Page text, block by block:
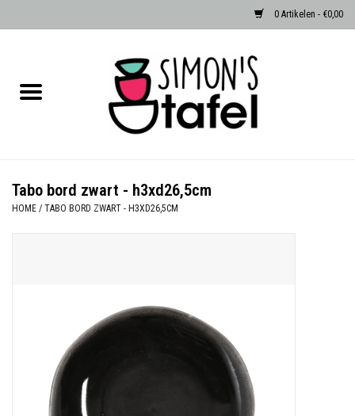
0 Artikelen - €0,00
Albast waxinehouders van Zenza
Over Simon's Tafel
Cadeaubonnen
Tabo bord zwart - h3xd26,5cm
HOME / TABO BORD ZWART - H3XD26,5CM